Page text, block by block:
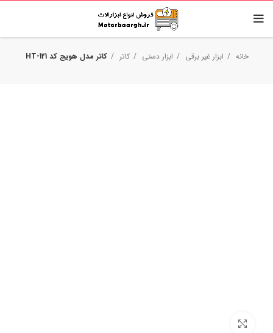
خانه ابزار غیر برقی ابزار دستی کاتر کاتر مدل هویج کد HT-121